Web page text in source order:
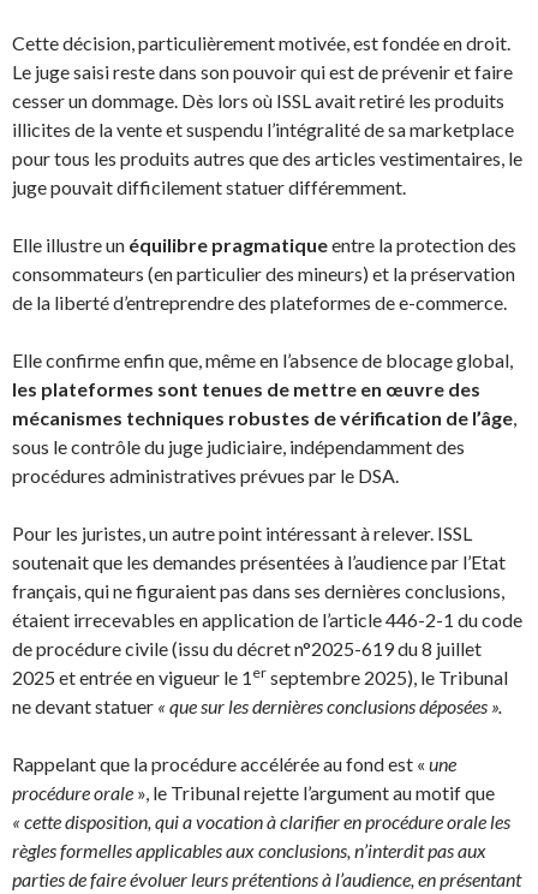
Cette décision, particulièrement motivée, est fondée en droit.
Le juge saisi reste dans son pouvoir qui est de prévenir et faire
cesser un dommage. Dès lors où ISSL avait retiré les produits
illicites de la vente et suspendu l’intégralité de sa marketplace
pour tous les produits autres que des articles vestimentaires, le
juge pouvait difficilement statuer différemment.
Elle illustre un équilibre pragmatiqueentre la protection des
consommateurs (en particulier des mineurs) et la préservation
de la liberté d’entreprendre des plateformes de e-commerce.
Elle confirme enfin que, même en l’absence de blocage global,
les plateformes sont tenues de mettre en œuvre des
mécanismes techniques robustes de vérification de l’âge,
sous le contrôle du juge judiciaire, indépendamment des
procédures administratives prévues par le DSA.
Pour les juristes, un autre point intéressant à relever. ISSL
soutenait que les demandes présentées à l’audience par l’Etat
français, qui ne figuraient pas dans ses dernières conclusions,
étaient irrecevables en application de l’article 446-2-1 du code
de procédure civile (issu du décret n°2025-619 du 8 juillet
2025 et entrée en vigueur le 1 er septembre 2025), le Tribunal
ne devant statuer « que sur les dernières conclusions déposées ».
Rappelant que la procédure accélérée au fond est « une
procédure orale », le Tribunal rejette l’argument au motif que
« cette disposition, qui a vocation à clarifier en procédure orale les
règles formelles applicables aux conclusions, n’interdit pas aux
parties de faire évoluer leurs prétentions à l’audience, en présentant